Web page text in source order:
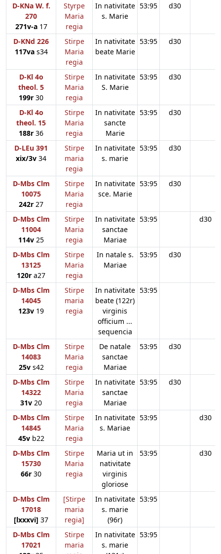
D-KNa W. f.
270
271v-a17
Styrpe
Maria
regia
In nativitate
s. Marie
53:95 d30
D-KNd 226
117vas34
Stirpe
Maria
regia
In nativitate
beate Marie
53:95 d30
D-Kl 4o
theol. 5
199r 30
Stirpe
Maria
regia
In nativitate
S. Marie
53:95 d30
D-Kl 4o
theol. 15
188r 36
Stirpe
Maria
regia
In nativitate
sancte
Marie
53:95 d30
D-LEu 391
xix/3v 34
Stirpe
maria
regia
In nativitate
s. marie
53:95 d30
D-Mbs Clm
10075
242r 27
Stirpe
Maria
regia
In nativitate
sce. Marie
53:95 d30
D-Mbs Clm
11004
114v 25
Stirpe
Maria
regia
In nativitate
sanctae
Mariae
53:95 d30
D-Mbs Clm
13125
120r a27
Stirpe
Maria
regia
In natale s.
Mariae
53:95 d30
D-Mbs Clm
14045
123v 19
Stirpe
maria
regia
In nativitate
beate (122r)
virginis
officium ...
sequencia
53:95
D-Mbs Clm
14083
25vs42
Stirpe
Maria
regia
De natale
sanctae
Mariae
53:95 d30
D-Mbs Clm
14322
31v 20
Stirpe
Maria
regia
In nativitate
sanctae
Mariae
53:95 d30
D-Mbs Clm
14845
45vb22
Stirpe
Maria
regia
In nativitate
s. Mariae
53:95 d30
D-Mbs Clm
15730
66r 30
Stirpe
Maria
regia
Maria ut in
nativitate
virginis
gloriose
53:95 d30
D-Mbs Clm
17018
[lxxxvi] 37
[Stirpe
maria
regia]
In nativitate
s. marie
(96r)
53:95
D-Mbs Clm
17021
Stirpe
maria
In nativitate
s. marie
53:95